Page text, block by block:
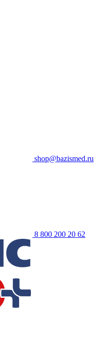
shop@bazismed.ru
8 800 200 20 62